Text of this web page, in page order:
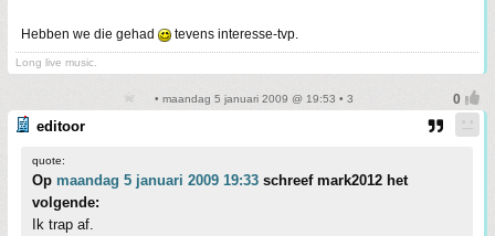
Hebben we die gehad tevens interesse-tvp.
Long live music.
• maandag 5 januari 2009 @ 19:53 • 3
editoor
quote:
Op maandag 5 januari 2009 19:33 schreef mark2012 het
volgende:
Ik trap af.